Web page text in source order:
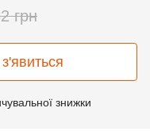
грн
знижки